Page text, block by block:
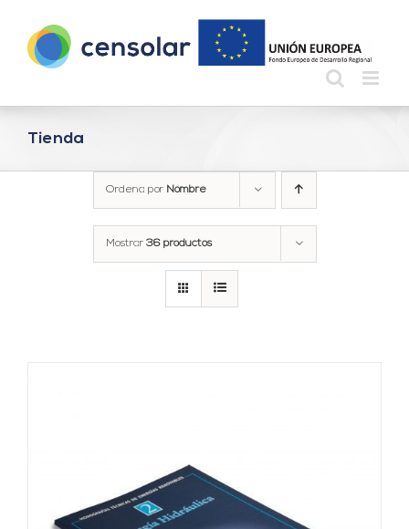
contenido
Tienda
Ordena por Nombre
Mostrar 36 productos